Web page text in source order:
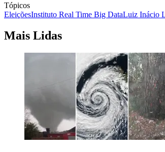
Tópicos
EleiçõesInstituto Real Time Big DataLuiz Inácio
Mais Lidas